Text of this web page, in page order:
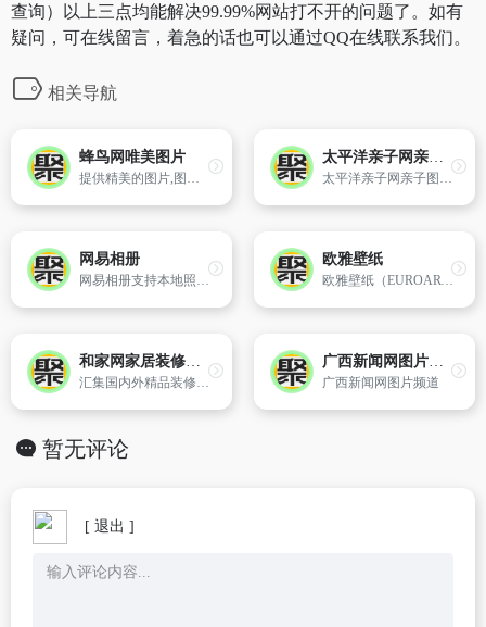
查询）以上三点均能解决99.99%网站打不开的问题了。如有
疑问，可在线留言，着急的话也可以通过QQ在线联系我们。
相关导航
蜂鸟网唯美图片
提供精美的图片,图片大全以供欣赏下载,当前收集千万张给类图片。
太平洋亲子网亲子图库
太平洋亲子网亲子图库频道,提供各类精彩美图,如宝宝图片,婴儿图片,孕妇照等,此外还有精美的婚纱照,美食图,搞笑图片,搞怪表情,给广大网友提供海量精美图片。
网易相册
网易相册支持本地照片上传、批量快速上传和客户端快速上传,提供在线网络相册的稳定储存、VIP相册空间图片外链、摄影分享展示等服务。
欧雅壁纸
欧雅壁纸（EUROART）,1980年于台北创立,历史悠久的中国壁纸行业领航品牌,中国墙纸十大品牌,率先提出“高贵不贵”的理念,寄望让国人有更多的机会了解壁纸、享受壁纸
和家网家居装修图片库
汇集国内外精品装修效果图、家装效果图以及装修流行趋势图片赏析,为即将以及正在装修的你提供海量家装图片大全,帮助用户装修出属于自己的温馨家居。
广西新闻网图片频道
广西新闻网图片频道
暂无评论
[ 退出 ]